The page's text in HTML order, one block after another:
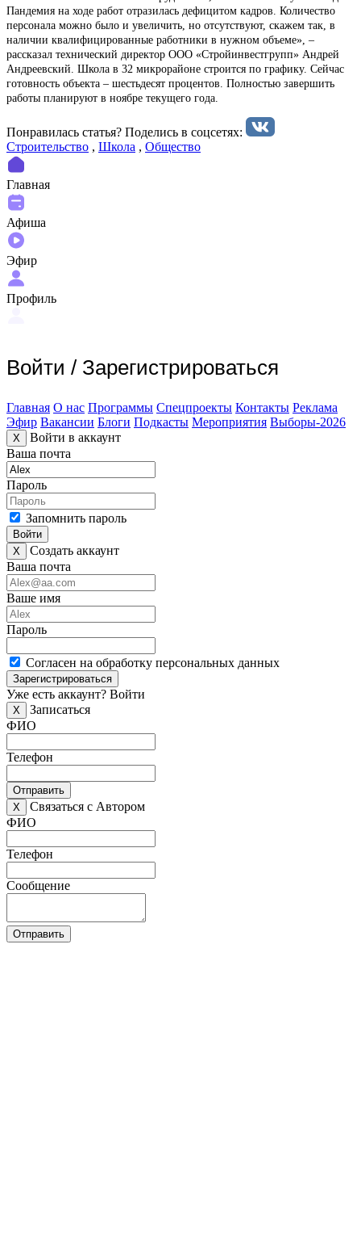
Пандемия на ходе работ отразилась дефицитом кадров. Количество
персонала можно было и увеличить, но отсутствуют, скажем так, в
наличии квалифицированные работники в нужном объеме», –
рассказал технический директор ООО «Стройинвестгрупп» Андрей
Андреевский. Школа в 32 микрорайоне строится по графику. Сейчас
готовность объекта – шестьдесят процентов. Полностью завершить
работы планируют в ноябре текущего года.
Понравилась статья? Поделиcь в соцсетях:
Строительство , Школа , Общество
Главная
Афиша
Эфир
Профиль
Войти / Зарегистрироваться
Главная О нас Программы Спецпроекты Контакты Реклама
Эфир Вакансии Блоги Подкасты Мероприятия Выборы-2026
X
Войти в аккаунт
Ваша почта
Пароль
Запомнить пароль
Войти
X
Создать аккаунт
Ваша почта
Ваше имя
Пароль
Согласен на обработку персональных данных
Зарегистрироваться
Уже есть аккаунт? Войти
X
Записаться
ФИО
Телефон
Отправить
X
Связаться с Автором
ФИО
Телефон
Сообщение
Отправить